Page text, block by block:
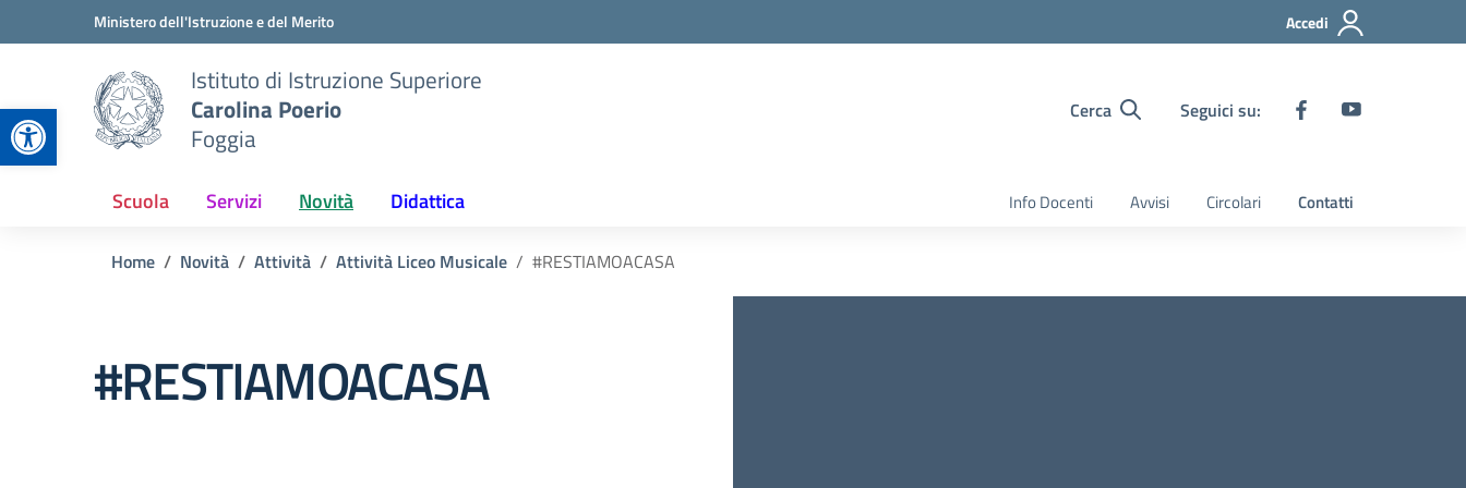
Apri la barra degli strumenti
Vai ai contenuti
Vai al menu di navigazioneMinistero dell'Istruzione e del Merito Accedi
Istituto di Istruzione Superiore
Carolina Poerio
Foggia
Cerca Seguici su:
Scuola Servizi Novità Didattica Info Docenti Avvisi Circolari Contatti
Home Novità Attività Attività Liceo Musicale #RESTIAMOACASA
#RESTIAMOACASA